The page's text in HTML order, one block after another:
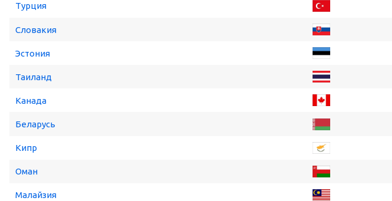
Турция
Словакия
Эстония
Таиланд
Канада
Беларусь
Кипр
Оман
Малайзия